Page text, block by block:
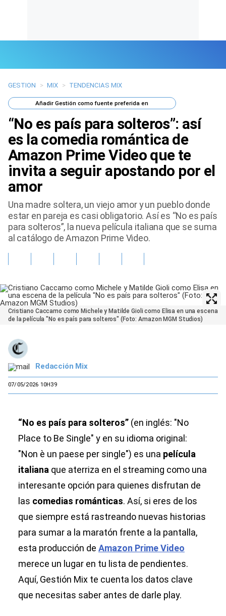
Últimas Noticias
Mi Bolsillo
Respuestas
Gente
Tendencias Mix
Sports
GESTION > MIX > TENDENCIAS MIX
AñadirGestión como fuente preferida en
“No es país para solteros”: así
es la comedia romántica de
Amazon Prime Video que te
invita a seguir apostando por el
amor
Una madre soltera, un viejo amor y un pueblo donde
estar en pareja es casi obligatorio. Así es “No es país
para solteros”, la nueva película italiana que se suma
al catálogo de Amazon Prime Video.
Cristiano Caccamo como Michele y Matilde Gioli como Elisa en una escena
de la película "No es país para solteros" (Foto: Amazon MGM Studios)
Redacción Mix
07/05/2026 10H39
“No es país para solteros” (en inglés: "No
Place to Be Single" y en su idioma original:
"Non è un paese per single") es una película
italiana que aterriza en el streaming como una
interesante opción para quienes disfrutan de
las comedias románticas. Así, si eres de los
que siempre está rastreando nuevas historias
para sumar a la maratón frente a la pantalla,
esta producción de Amazon Prime Video
merece un lugar en tu lista de pendientes.
Aquí, Gestión Mix te cuenta los datos clave
que necesitas saber antes de darle play.